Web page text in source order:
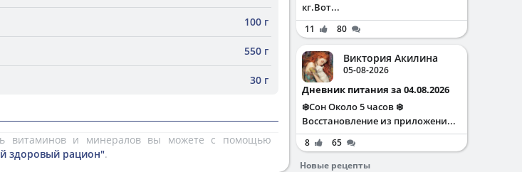
100 г
550 г
30 г
витаминов и минералов вы можете с помощью
здоровый рацион".
кг.Вот...
11 80
Виктория Акилина
05-08-2026
Дневник питания за 04.08.2026
❄️Сон Около 5 часов ❄️
Восстановление из приложени...
8
65
Новые рецепты